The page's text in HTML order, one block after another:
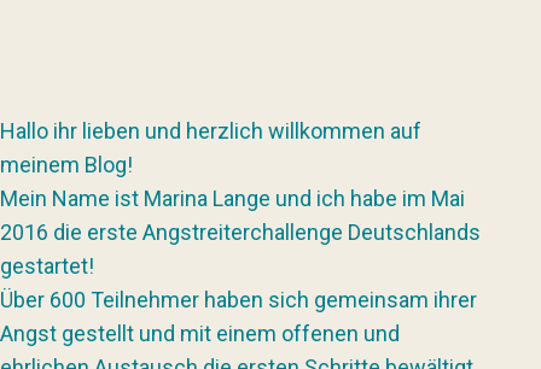
Hallo ihr lieben und herzlich willkommen auf
meinem Blog!
Mein Name ist Marina Lange und ich habe im Mai
2016 die erste Angstreiterchallenge Deutschlands
gestartet!
Über 600 Teilnehmer haben sich gemeinsam ihrer
Angst gestellt und mit einem offenen und